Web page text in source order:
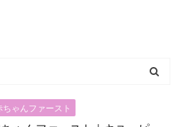
ちゃんファースト